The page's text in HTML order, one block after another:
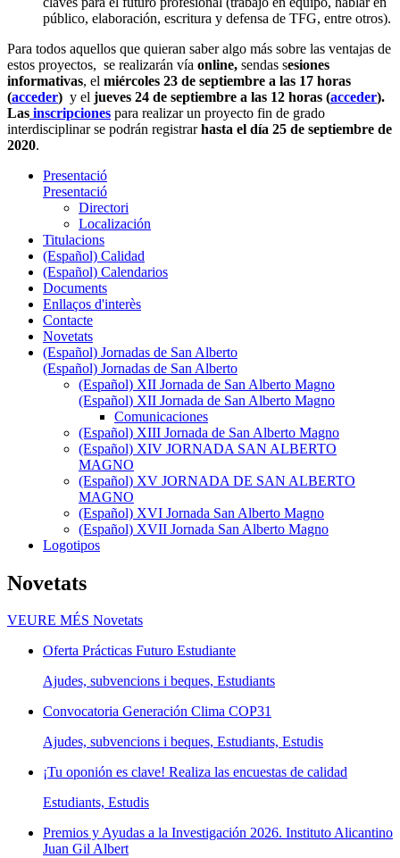
público, elaboración, escritura y defensa de TFG, entre otros).
Para todos aquellos que quieran saber algo más sobre las ventajas de
estos proyectos, se realizarán vía online, sendas sesiones
informativas, el miércoles 23 de septiembre a las 17 horas
(acceder) y el jueves 24 de septiembre a las 12 horas (acceder).
Las inscripciones para realizar un proyecto fin de grado
interdisciplinar se podrán registrarhasta el día 25 de septiembre de
2020.
Presentació
Presentació
Directori
Localización
Titulacions
(Español) Calidad
(Español) Calendarios
Documents
Enllaços d'interès
Contacte
Novetats
(Español) Jornadas de San Alberto
(Español) Jornadas de San Alberto
(Español) XII Jornada de San Alberto Magno
(Español) XII Jornada de San Alberto Magno
Comunicaciones
(Español) XIII Jornada de San Alberto Magno
(Español) XIV JORNADA SAN ALBERTO
MAGNO
(Español) XV JORNADA DE SAN ALBERTO
MAGNO
(Español) XVI Jornada San Alberto Magno
(Español) XVII Jornada San Alberto Magno
Logotipos
Novetats
VEURE MÉS Novetats
Oferta Prácticas Futuro Estudiante
Ajudes, subvencions i beques, Estudiants
Convocatoria Generación Clima COP31
Ajudes, subvencions i beques, Estudiants, Estudis
¡Tu oponión es clave! Realiza las encuestas de calidad
Estudiants, Estudis
Premios y Ayudas a la Investigación 2026. Instituto Alicantino
Juan Gil Albert